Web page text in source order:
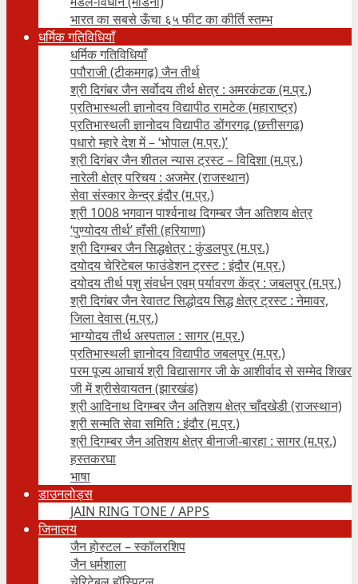
भारत का सबसे ऊँचा ६५ फीट का कीर्ति स्तम्भ
धर्मिक गतिविधियाँ
धर्मिक गतिविधियाँ
पपौराजी (टीकमगढ़) जैन तीर्थ
श्री दिगंबर जैन सर्वोदय तीर्थ क्षेत्र : अमरकंटक (म.प्र.)
प्रतिभास्थली ज्ञानोदय विद्यापीठ रामटेक (महाराष्ट्र)
प्रतिभास्थली ज्ञानोदय विद्यापीठ डोंगरगढ़ (छत्तीसगढ़)
पधारो म्हारे देश में – ‘भोपाल (म.प्र.)’
श्री दिगंबर जैन शीतल न्यास ट्रस्ट – विदिशा (म.प्र.)
नारेली क्षेत्र परिचय : अजमेर (राजस्थान)
सेवा संस्कार केन्द्र इंदौर (म.प्र.)
श्री 1008 भगवान पार्श्वनाथ दिगम्बर जैन अतिशय क्षे‍त्र
‘पुण्योदय तीर्थ’ हाँसी (हरियाणा)
श्री दिगम्बर जैन सिद्धक्षेत्र : कुंडलपुर (म.प्र.)
दयोदय चेरिटेबल फाउंडेशन ट्रस्ट : इंदौर (म.प्र.)
दयोदय तीर्थ पशु संवर्धन एवम्‌ पर्यावरण केंद्र : जबलपुर (म.प्र.)
श्री दिगंबर जैन रेवातट सिद्धोदय सिद्ध क्षेत्र ट्रस्ट : नेमावर,
जिला देवास (म.प्र.)
भाग्योदय तीर्थ अस्पताल : सागर (म.प्र.)
प्रतिभास्थली ज्ञानोदय विद्यापीठ जबलपुर (म.प्र.)
परम पूज्य आचार्य श्री विद्यासागर जी के आशीर्वाद से सम्मेद शिखर
जी में श्रीसेवायतन (झारखंड)
श्री आदिनाथ दिगम्बर जैन अतिशय क्षेत्र चाँदखेडी (राजस्थान)
श्री सन्मति सेवा समिति : इंदौर (म.प्र.)
श्री दिगम्बर जैन अतिशय क्षेत्र बीनाजी-बारहा : सागर (म.प्र.)
हस्तकरघा
भाषा
डाउनलोड्स
JAIN RING TONE / APPS
जिनालय
जैन होस्टल – स्कॉलरशिप
जैन धर्मशाला